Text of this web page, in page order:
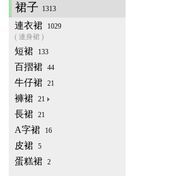
裙子 1313
連衣裙
1029
( 連身裙 )
短裙 133
百摺裙 44
牛仔裙 21
褲裙 21
長裙 21
A字裙 16
皮裙 5
蛋糕裙 2